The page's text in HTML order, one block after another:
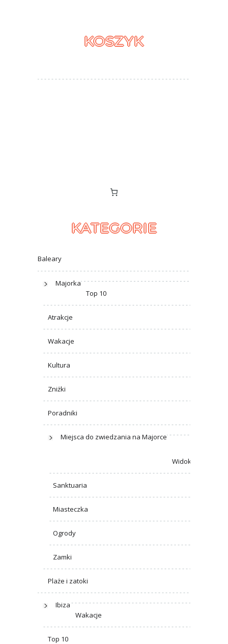
KOSZYK
KATEGORIE
Baleary
Majorka
Top 10
Atrakcje
Wakacje
Kultura
Zniżki
Poradniki
Miejsca do zwiedzania na Majorce
Widoki
Sanktuaria
Miasteczka
Ogrody
Zamki
Plaże i zatoki
Ibiza
Wakacje
Top 10